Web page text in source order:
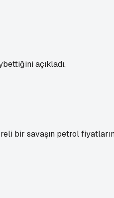
açıkladı.
bir savaşın petrol